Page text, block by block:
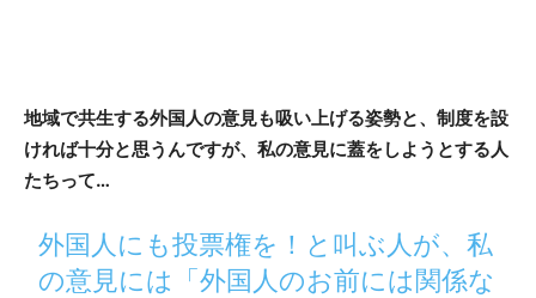
地域で共生する外国人の意見も吸い上げる姿勢と、制度を設
ければ十分と思うんですが、私の意見に蓋をしようとする人
たちって…
外国人にも投票権を！と叫ぶ人が、私
の意見には「外国人のお前には関係な